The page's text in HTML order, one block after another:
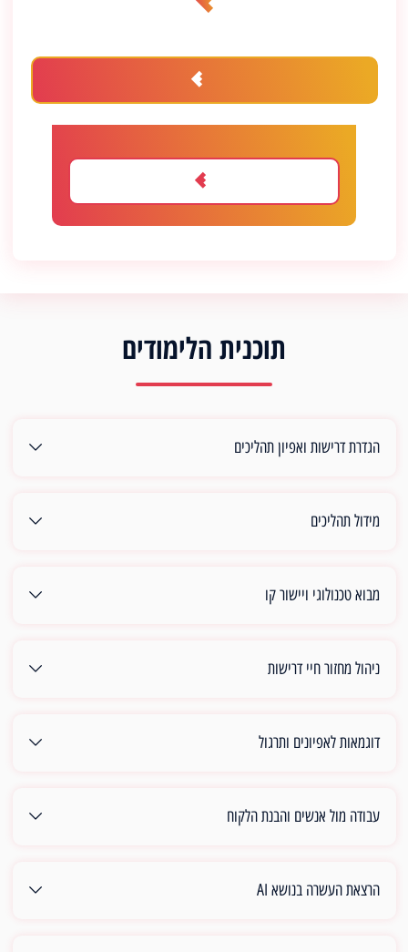
תוכנית הלימודים
הגדרת דרישות ואפיון תהליכים
מידול תהליכים
מבוא טכנולוגי ויישור קו
ניהול מחזור חיי דרישות
דוגמאות לאפיונים ותרגול
עבודה מול אנשים והבנת הלקוח
הרצאת העשרה בנושא AI